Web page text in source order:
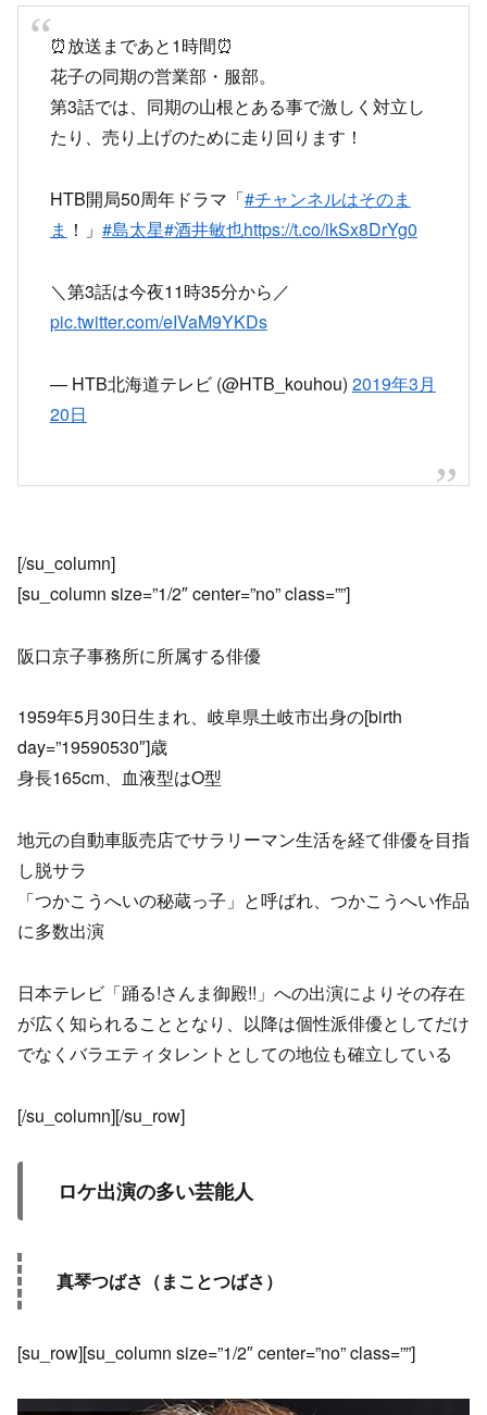
⏰放送まであと1時間⏰
花子の同期の営業部・服部。
第3話では、同期の山根とある事で激しく対立し
たり、売り上げのために走り回ります！
HTB開局50周年ドラマ「#チャンネルはそのま
ま ！」 #島太星#酒井敏也https://t.co/ikSx8DrYg0
＼第3話は今夜11時35分から／
pic.twitter.com/eIVaM9YKDs
— HTB北海道テレビ (@HTB_kouhou) 2019年3月
20日
[/su_column]
[su_column size=”1/2″ center=”no” class=””]
阪口京子事務所に所属する俳優
1959年5月30日生まれ、岐阜県土岐市出身の[birth
day=”19590530″]歳
身長165cm、血液型はO型
地元の自動車販売店でサラリーマン生活を経て俳優を目指
し脱サラ
「つかこうへいの秘蔵っ子」と呼ばれ、つかこうへい作品
に多数出演
日本テレビ「踊る!さんま御殿!!」への出演によりその存在
が広く知られることとなり、以降は個性派俳優としてだけ
でなくバラエティタレントとしての地位も確立している
[/su_column][/su_row]
ロケ出演の多い芸能人
真琴つばさ（まことつばさ）
[su_row][su_column size=”1/2″ center=”no” class=””]